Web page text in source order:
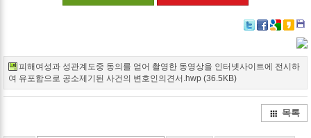
Google+
피해여성과 성관계도중 동의를 얻어 촬영한 동영상을 인터넷사이트에 전시하
여 유포함으로 공소제기된 사건의 변호인의견서.hwp (36.5KB)
목록